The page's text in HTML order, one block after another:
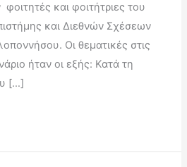
και φοιτήτριες του
και Διεθνών Σχέσεων
Οι θεματικές στις
ήταν οι εξής: Κατά τη
[…]